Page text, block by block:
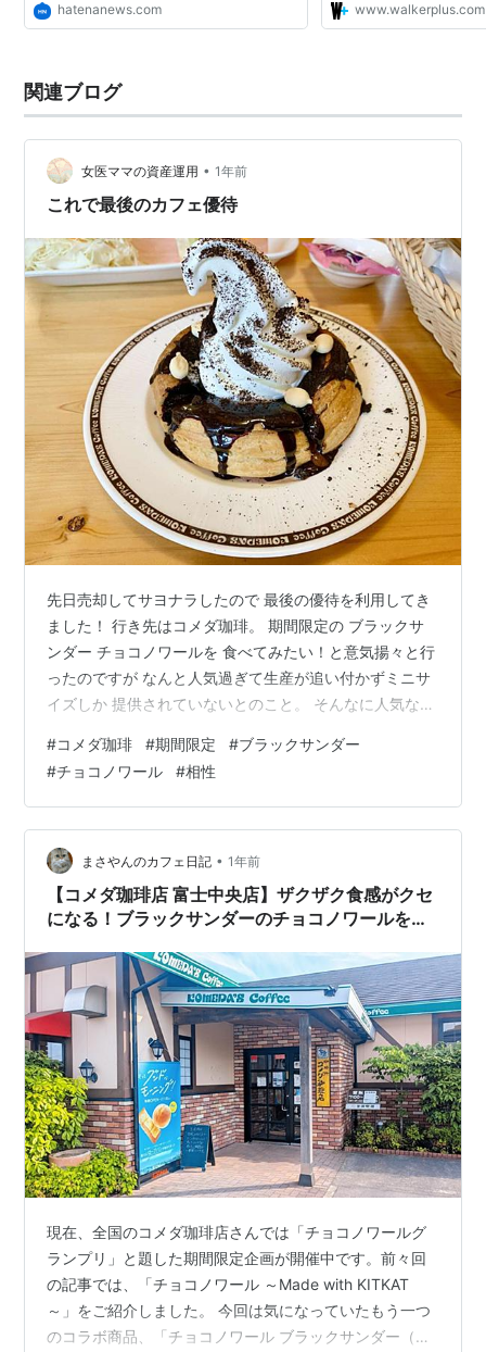
hatenanews.com www.walkerplus.com
関連ブログ
女医ママの資産運用 • 1年前
これで最後のカフェ優待
先日売却してサヨナラしたので 最後の優待を利用してき
ました！ 行き先はコメダ珈琲。 期間限定の ブラックサ
ンダー チョコノワールを 食べてみたい！と意気揚々と行
ったのですが なんと人気過ぎて生産が追い付かずミニサ
イズしか 提供されていないとのこと。 そんなに人気なん
メダと言えばビッグサイズな イメージがありますが ミニ
サイズはミニでした。 （私が食いしん坊なだけ？） ブラ
ックサンダースプレッドを サンドしたデニッシュにブラ
ックサンダーソースが かかっているチョコノワール。 ス
プレッドはザクザク、 あつあつデニッシュと ひんやりソ
フトクリーム…
#コメダ珈琲 #期間限定 #ブラックサンダー
#チョコノワール #相性
まさやんのカフェ日記 • 1年前
【コメダ珈琲店 富士中央店】ザクザク食感がクセ
になる！ブラックサンダーのチョコノワールを味
現在、全国のコメダ珈琲店さんでは「チョコノワールグ
ランプリ」と題した期間限定企画が開催中です。前々回
の記事では、「チョコノワール ～Made with KITKAT
～」をご紹介しました。 今回は気になっていたもう一つ
のコラボ商品、「チョコノワール ブラックサンダー（ミ